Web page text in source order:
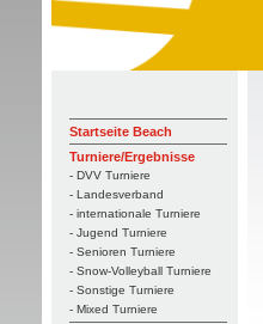
Startseite Beach
Turniere/Ergebnisse
- DVV Turniere
- Landesverband
- internationale Turniere
- Jugend Turniere
- Senioren Turniere
- Snow-Volleyball Turniere
- Sonstige Turniere
- Mixed Turniere